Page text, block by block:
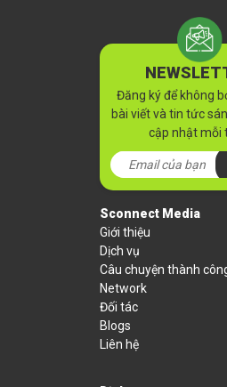
Đăng ký để không
bài viết và tin tức
cập nhật mỗi
Sconnect Media
Giới thiệu
Dịch vụ
Câu chuyện thành
Network
Đối tác
Blogs
Liên hệ